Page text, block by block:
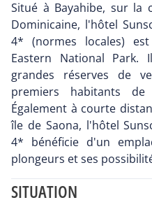
Situé à Bayahibe, sur la
Dominicaine, l'hôtel
4* (normes locales)
Eastern National
grandes réserves de
premiers habitants
Également à courte
île de Saona, l'hôtel
4* bénéficie d'un
plongeurs et ses
SITUATION